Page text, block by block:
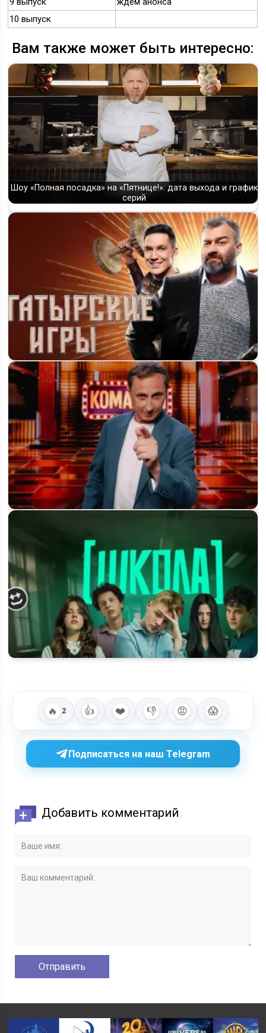
10 выпуск
Вам также может быть интересно:
Шоу «Полная посадка» на «Пятнице!»: дата выхода и график
серий
Шоу «Богатырские игры» 2 сезон: что известно о продлении
на СТС
Шоу «Команды» на Первом канале: будет ли 2 сезон и когда
ждать продолжение
🔥 2 👍 ❤️ 👎 😡 😱
Подписаться на наш Telegram
Добавить комментарий